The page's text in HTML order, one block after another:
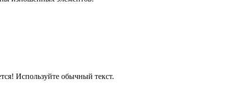
Используйте обычный текст.